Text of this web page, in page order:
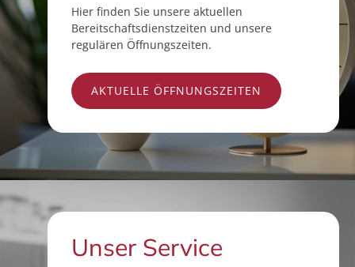
Hier finden Sie unsere aktuellen
Bereitschaftsdienstzeiten und unsere
regulären Öffnungszeiten.
AKTUELLE ÖFFNUNGSZEITEN
Unser Service